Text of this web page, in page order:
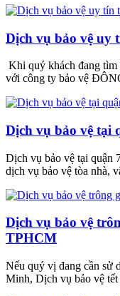
Dịch vụ bảo vệ uy
Khi quý khách đang tìm
với công ty bảo vệ
Dịch vụ bảo vệ tại
Dịch vụ bảo vệ tại quận
dịch vụ bảo vệ tòa nhà,
Dịch vụ bảo vệ
TPHCM
Nếu quý vị đang cần sử
Minh, Dịch vụ bảo vệ